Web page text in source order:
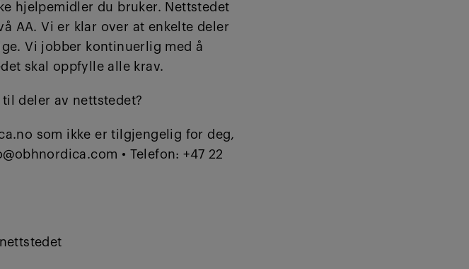
hjelpemidler du bruker. Nettstedet
AA. Vi er klar over at enkelte deler
Vi jobber kontinuerlig med å
skal oppfylle alle krav.
deler av nettstedet?
som ikke er tilgjengelig for deg,
• Telefon: +47 22